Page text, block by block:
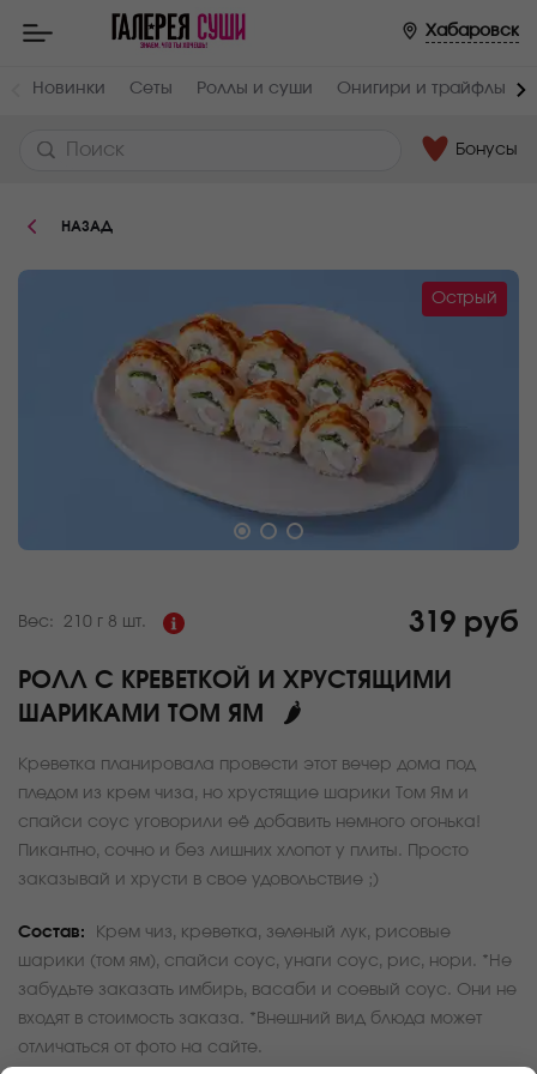
Хабаровск
Новинки Сеты Роллы и суши Онигири и трайфлы
Бонусы
НАЗАД
Острый
Вес: 210 г 8 шт.
Пищевая
ценность:
Вес,
Жиры,
229
319 руб
РОЛЛ С КРЕВЕТКОЙ И ХРУСТЯЩИМИ
ШАРИКАМИ ТОМ ЯМ
🌶
Креветка планировала провести этот вечер дома под
пледом из крем чиза, но хрустящие шарики Том Ям и
спайси соус уговорили её добавить немного огонька!
Пикантно, сочно и без лишних хлопот у плиты. Просто
заказывай и хрусти в свое удовольствие ;)
Состав:
Крем чиз, креветка, зеленый лук, рисовые
шарики (том ям), спайси соус, унаги соус, рис, нори. *Не
забудьте заказать имбирь, васаби и соевый соус. Они не
входят в стоимость заказа. *Внешний вид блюда может
отличаться от фото на сайте.